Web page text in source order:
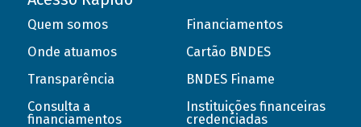
Quem somos
Onde atuamos
Transparência
Consulta a
financiamentos
Financiamentos
Cartão BNDES
BNDES Finame
Instituições financeiras
credenciadas